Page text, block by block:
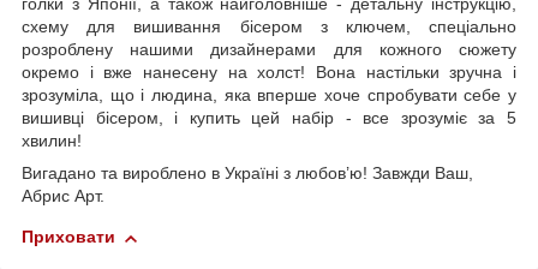
голки з Японії, а також найголовніше - детальну інструкцію,
схему для вишивання бісером з ключем, спеціально
розроблену нашими дизайнерами для кожного сюжету
окремо і вже нанесену на холст! Вона настільки зручна і
зрозуміла, що і людина, яка вперше хоче спробувати себе у
вишивці бісером, і купить цей набір - все зрозуміє за 5
хвилин!
Вигадано та вироблено в Україні з любов’ю! Завжди Ваш,
Абрис Арт.
Приховати